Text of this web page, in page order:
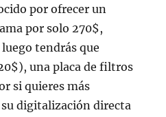
por ofrecer un
por solo 270$,
tendrás que
una placa de filtros
si quieres más
digitalización directa